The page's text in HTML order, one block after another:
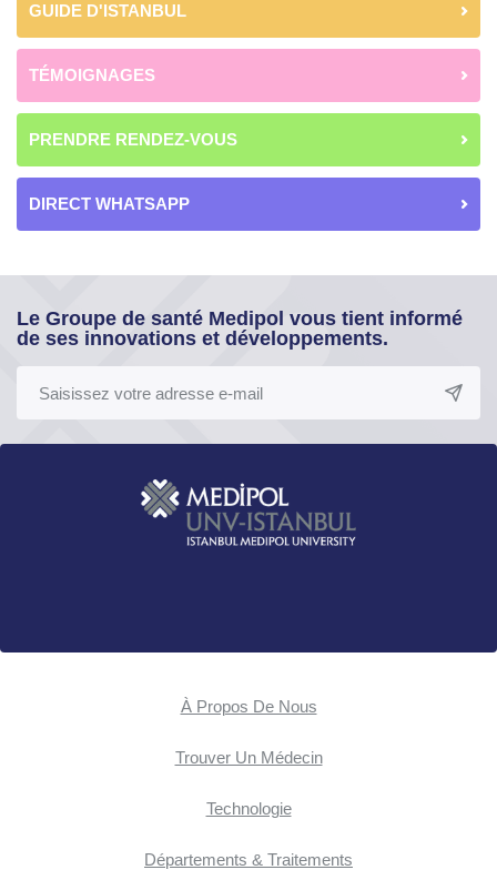
GUIDE D'ISTANBUL
TÉMOIGNAGES
PRENDRE RENDEZ-VOUS
DIRECT WHATSAPP
Le Groupe de santé Medipol vous tient informé
de ses innovations et développements.
À Propos De Nous
Trouver Un Médecin
Technologie
Départements & Traitements